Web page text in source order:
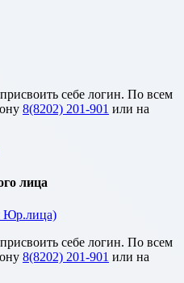
себе логин. По всем
8(8202) 201-901 или на
лица
Юр.лица)
себе логин. По всем
8(8202) 201-901 или на